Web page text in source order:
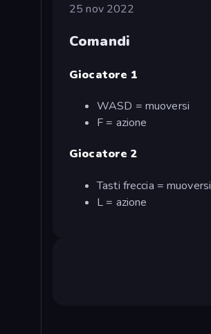
25 nov 2022
Comandi
Giocatore 1
WASD = muoversi
F = azione
Giocatore 2
Tasti freccia = muoversi
L = azione